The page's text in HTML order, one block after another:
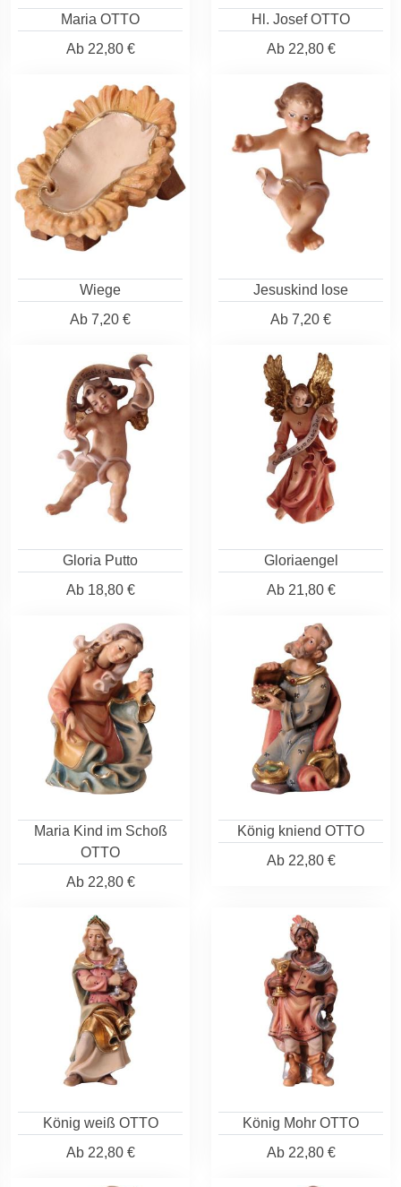
Maria OTTO
Ab22,80 €
Hl. Josef OTTO
Ab22,80 €
Wiege
Ab 7,20 €
Jesuskind lose
Ab 7,20 €
Gloria Putto
Ab18,80 €
Gloriaengel
Ab21,80 €
Maria Kind im Schoß
OTTO
Ab22,80 €
König kniend OTTO
Ab22,80 €
König weiß OTTO
Ab22,80 €
König Mohr OTTO
Ab22,80 €